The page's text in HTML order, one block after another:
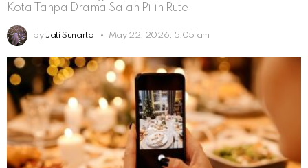
Kota Tanpa Drama Salah Pilih Rute
by Jati Sunarto May 22, 2026, 5:05 am